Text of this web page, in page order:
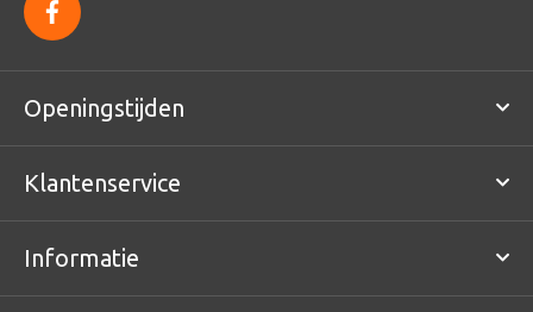
f
a
c
e
o
o
Openingstijden
Klantenservice
Informatie